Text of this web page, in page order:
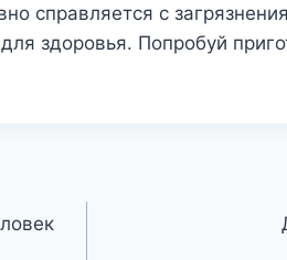
справляется с
здоровья. Попробуй